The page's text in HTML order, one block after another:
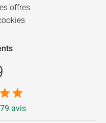
offres
avis